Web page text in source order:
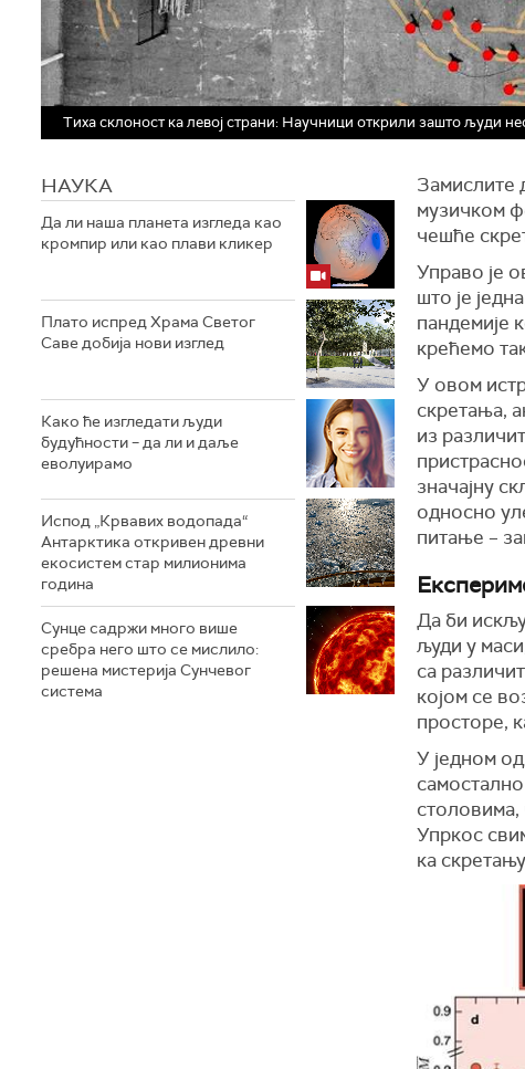
Тиха склоност ка левој страни: Научници открили зашто људи
НАУКА
Да ли наша планета изгледа као
кромпир или као плави кликер
Плато испред Храма Светог
Саве добија нови изглед
Како ће изгледати људи
будућности – да ли и даље
еволуирамо
Испод „Крвавих водопада“
Антарктика откривен древни
екосистем стар милионима
година
Сунце садржи много више
сребра него што се мислило:
решена мистерија Сунчевог
система
Замислите
музичком
чешће
Управо је
што је
пандемије
крећемо
У овом
скретања,
из
значајну
односно
питање –
Да би
људи у
са
којом се
просторе,
У једном
столовима,
Упркос
ка